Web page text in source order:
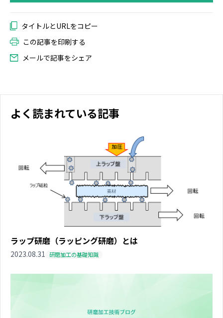
この記事を印刷する
メールで記事をシェア
よく読まれている記事
ラップ研磨（ラッピング研磨）とは
2023.08.31 研磨加工の基礎知識